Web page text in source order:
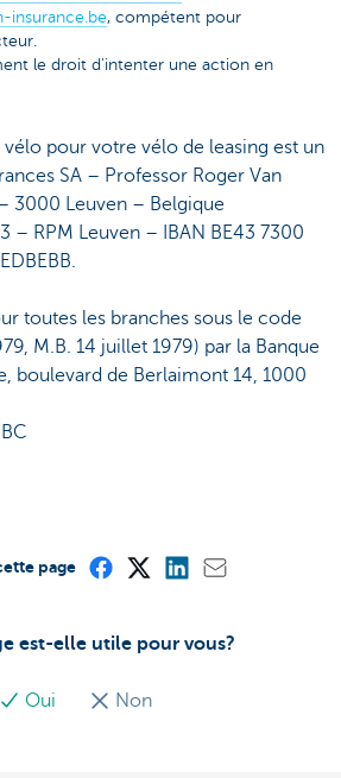
insurance.be, compétent pour
le droit d'intenter une action en
vélo pour votre vélo de leasing est un
SA – Professor Roger Van
3000 Leuven – Belgique
– RPM Leuven – IBAN BE43 7300
toutes les branches sous le code
M.B. 14 juillet 1979) par la Banque
boulevard de Berlaimont 14, 1000
est-elle utile pour vous?
Oui Non
page